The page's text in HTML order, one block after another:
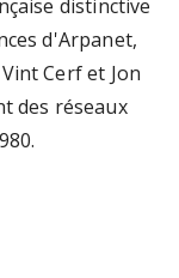
distinctive
d'Arpanet,
Cerf et Jon
des réseaux